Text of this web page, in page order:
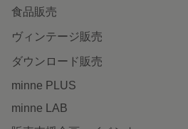
食品販売
ヴィンテージ販売
ダウンロード販売
minne PLUS
minne LAB